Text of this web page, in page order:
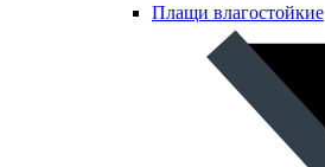
Плащи влагостойкие